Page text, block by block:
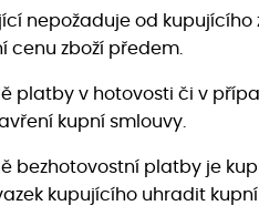
nepožaduje od
cenu zboží předem.
platby v hotovosti či v
kupní smlouvy.
bezhotovostní platby je
kupujícího uhradit